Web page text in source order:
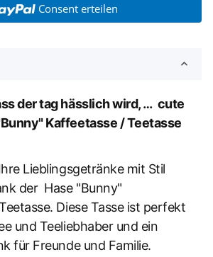
Consent erteilen
der tag hässlich wird, … cute
Kaffeetasse / Teetasse
Lieblingsgetränke mit Stil
der Hase "Bunny"
Diese Tasse ist perfekt
und Teeliebhaber und ein
für Freunde und Familie.